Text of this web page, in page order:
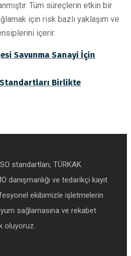
Tüm süreçlerin etkin bir
için risk bazlı yaklaşım ve
içerir.
Savunma Sanayi İçin
Standartları Birlikte
standartları, TÜRKAK
danışmanlığı ve tedarikçi kayıt
ekibimizle işletmelerin
sağlamasına ve rekabet
oluyoruz.